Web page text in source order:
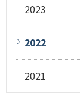
2023
2022
2021